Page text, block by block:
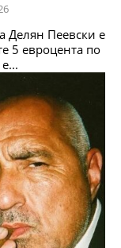
Делян Пеевски е
5 евроцента по